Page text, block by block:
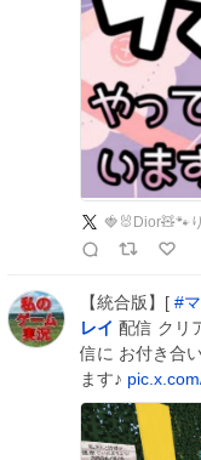
🍓🐰Dior🧸🐾
【統合版】[ #
レイ 配信 クリ
信に お付き合
ます♪